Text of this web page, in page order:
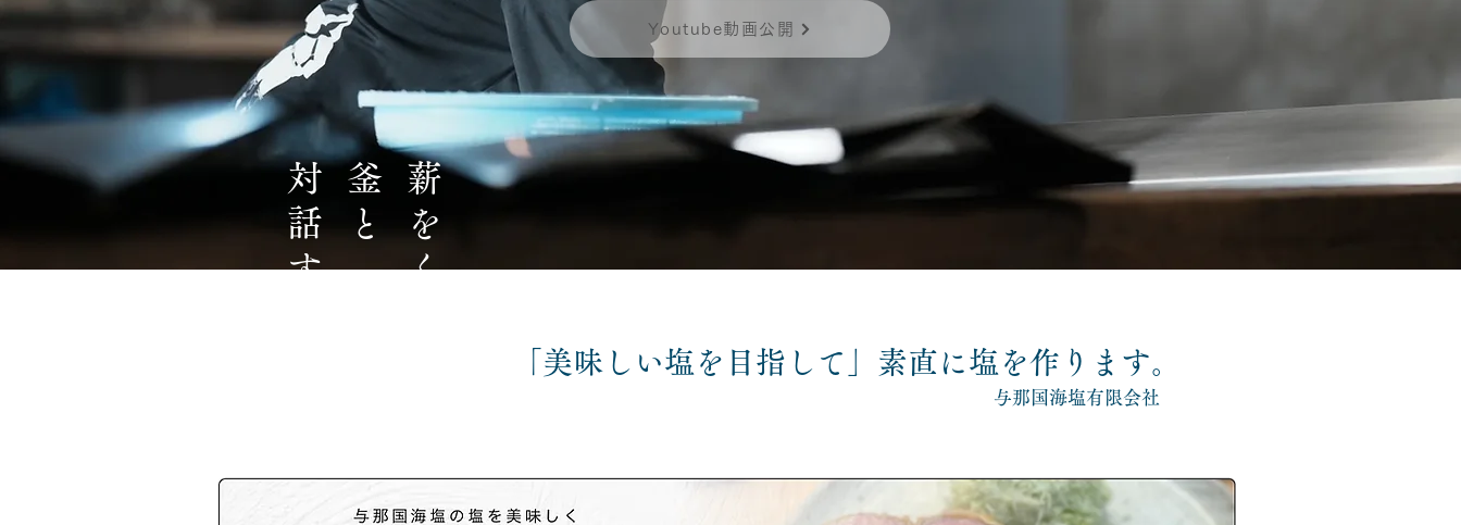
Youtube動画公開
薪をくべ続け
釜と
​対話する。 「美味しい塩を目指して」素直に塩を作ります。
与那国海塩有限会社